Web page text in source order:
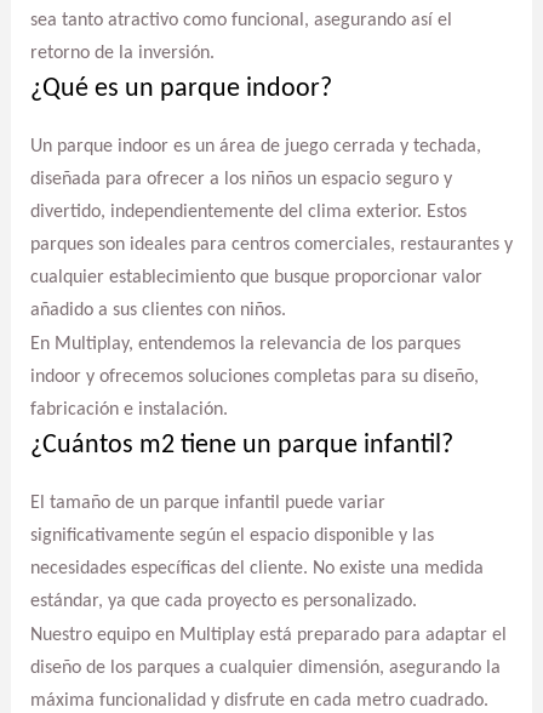
sea tanto atractivo como funcional, asegurando así el
retorno de la inversión.
¿Qué es un parque indoor?
Un parque indoor es un área de juego cerrada y techada,
diseñada para ofrecer a los niños un espacio seguro y
divertido, independientemente del clima exterior. Estos
parques son ideales para centros comerciales, restaurantes y
cualquier establecimiento que busque proporcionar valor
añadido a sus clientes con niños.
En Multiplay, entendemos la relevancia de los parques
indoor y ofrecemos soluciones completas para su diseño,
fabricación e instalación.
¿Cuántos m2 tiene un parque infantil?
El tamaño de un parque infantil puede variar
significativamente según el espacio disponible y las
necesidades específicas del cliente. No existe una medida
estándar, ya que cada proyecto es personalizado.
Nuestro equipo en Multiplay está preparado para adaptar el
diseño de los parques a cualquier dimensión, asegurando la
máxima funcionalidad y disfrute en cada metro cuadrado.